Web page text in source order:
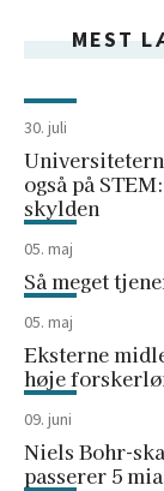
MEST
30. juli
også på
skylden
05. maj
Så meget
05. maj
Eksterne
høje
09. juni
Niels Bohr-
passerer 5